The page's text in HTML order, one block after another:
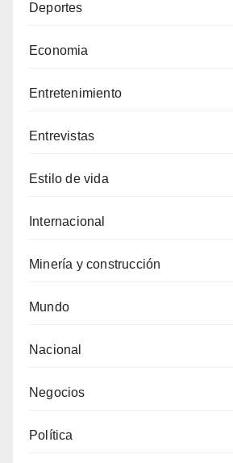
Deportes
Economia
Entretenimiento
Entrevistas
Estilo de vida
Internacional
Minería y construcción
Mundo
Nacional
Negocios
Política